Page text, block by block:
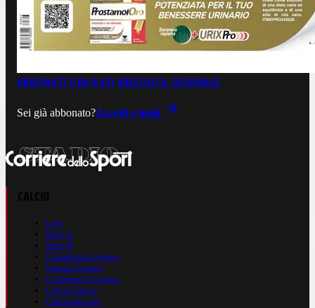
ABBONATI ORA A €0,99LEGGI IL GIORNALE
Sei già abbonato?Accedi e leggi
Live
Serie A
Serie B
Champions League
Europa League
Conference League
Calcio Estero
Calciomercato